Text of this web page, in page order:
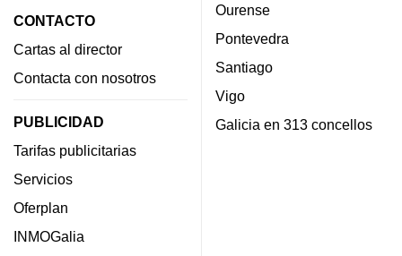
CONTACTO
Cartas al director
Contacta con nosotros
PUBLICIDAD
Tarifas publicitarias
Servicios
Oferplan
INMOGalia
Ourense
Pontevedra
Santiago
Vigo
Galicia en 313 concellos